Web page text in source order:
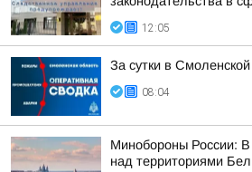
12:05
За сутки в
08:04
Минобороны России:
над территориями